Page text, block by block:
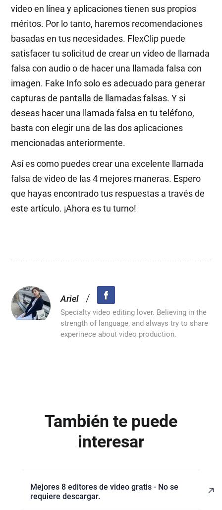
video en línea y aplicaciones tienen sus propios
méritos. Por lo tanto, haremos recomendaciones
basadas en tus necesidades. FlexClip puede
satisfacer tu solicitud de crear un video de llamada
falsa con audio o de hacer una llamada falsa con
imagen. Fake Info solo es adecuado para generar
capturas de pantalla de llamadas falsas. Y si
deseas hacer una llamada falsa en tu teléfono,
basta con elegir una de las dos aplicaciones
mencionadas anteriormente.
Así es como puedes crear una excelente llamada
falsa de video de las 4 mejores maneras. Espero
que hayas encontrado tus respuestas a través de
este artículo. ¡Ahora es tu turno!
Ariel /
Specialty video editing lover. Believing in the
strength of language, and always try to share
experinece about video production.
También te puede
interesar
Mejores 8 editores de video gratis - No se
requiere descargar.